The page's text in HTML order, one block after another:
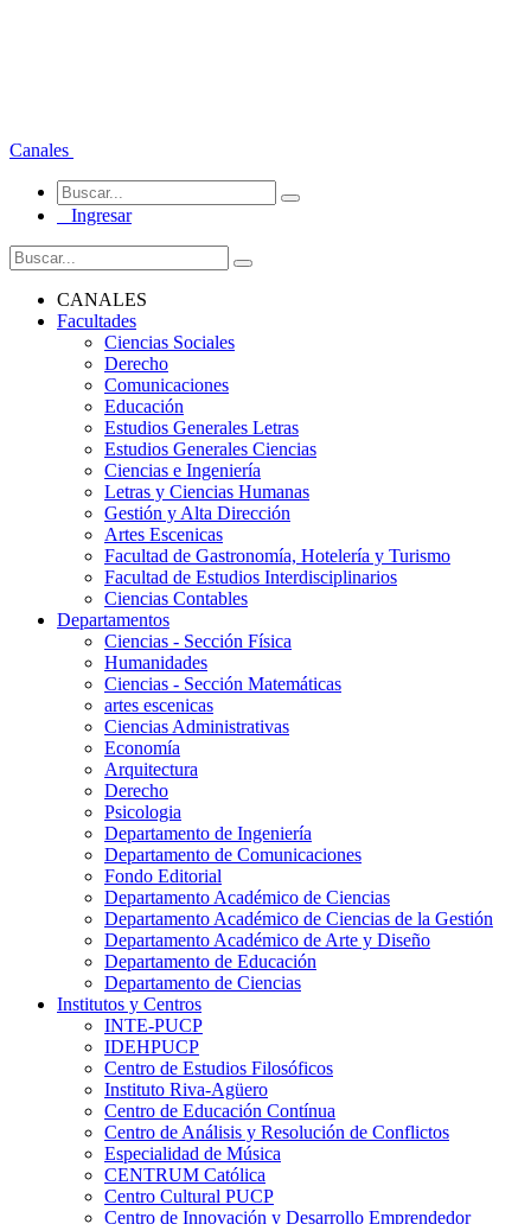
Canales
Ingresar
CANALES
Facultades
Ciencias Sociales
Derecho
Comunicaciones
Educación
Estudios Generales Letras
Estudios Generales Ciencias
Ciencias e Ingeniería
Letras y Ciencias Humanas
Gestión y Alta Dirección
Artes Escenicas
Facultad de Gastronomía, Hotelería y Turismo
Facultad de Estudios Interdisciplinarios
Ciencias Contables
Departamentos
Ciencias - Sección Física
Humanidades
Ciencias - Sección Matemáticas
artes escenicas
Ciencias Administrativas
Economía
Arquitectura
Derecho
Psicologia
Departamento de Ingeniería
Departamento de Comunicaciones
Fondo Editorial
Departamento Académico de Ciencias
Departamento Académico de Ciencias de la Gestión
Departamento Académico de Arte y Diseño
Departamento de Educación
Departamento de Ciencias
Institutos y Centros
INTE-PUCP
IDEHPUCP
Centro de Estudios Filosóficos
Instituto Riva-Agüero
Centro de Educación Contínua
Centro de Análisis y Resolución de Conflictos
Especialidad de Música
CENTRUM Católica
Centro Cultural PUCP
Centro de Innovación y Desarrollo Emprendedor